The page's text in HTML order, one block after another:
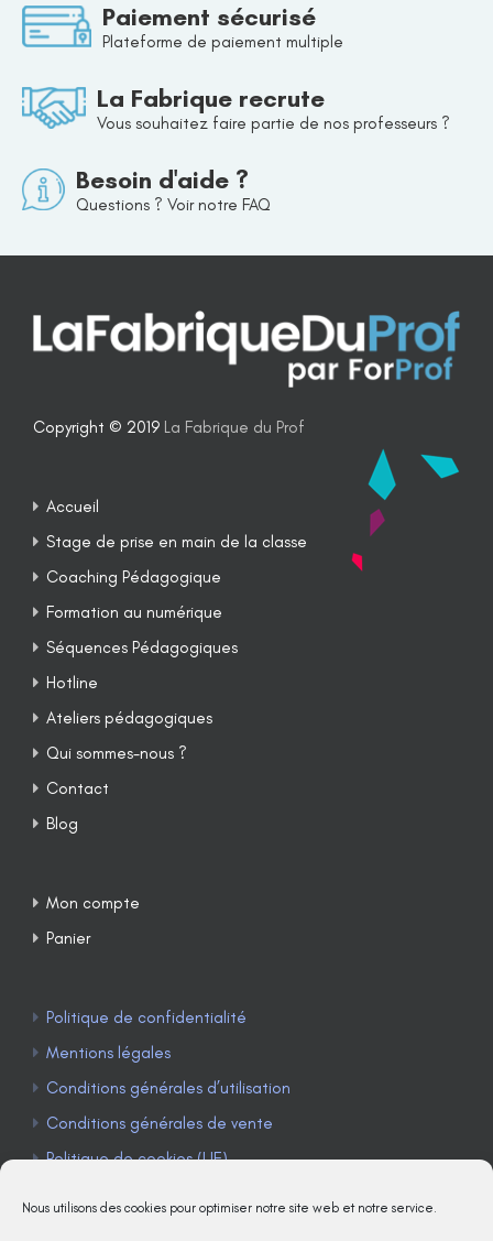
Nous utilisons des cookies pour optimiser notre site web et notre service.
Paiement sécurisé
Plateforme de paiement multiple
La Fabrique recrute
Vous souhaitez faire partie de nos professeurs ?
Besoin d'aide ?
Questions ? Voir notre FAQ
Copyright © 2019 La Fabrique du Prof
Accueil
Stage de prise en main de la classe
Coaching Pédagogique
Formation au numérique
Séquences Pédagogiques
Hotline
Ateliers pédagogiques
Qui sommes-nous ?
Contact
Blog
Mon compte
Panier
Politique de confidentialité
Mentions légales
Conditions générales d’utilisation
Conditions générales de vente
Politique de cookies (UE)